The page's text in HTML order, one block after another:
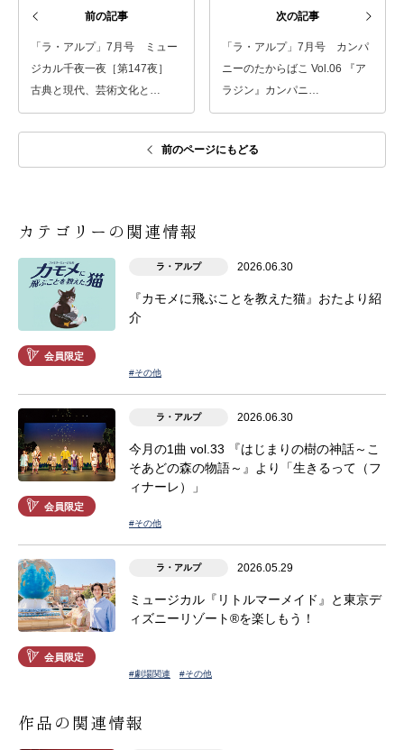
前の記事
「ラ・アルプ」7月号 ミュー
ジカル千夜一夜［第147夜］
古典と現代、芸術文化と…
次の記事
「ラ・アルプ」7月号 カンパ
ニーのたからばこ Vol.06 『ア
ラジン』カンパニ…
前のページにもどる
カテゴリーの関連情報
会員限定
ラ・アルプ 2026.06.30
『カモメに飛ぶことを教えた猫』おたより紹
介
#その他
会員限定
ラ・アルプ 2026.06.30
今月の1曲 vol.33 『はじまりの樹の神話～こ
そあどの森の物語～』より「生きるって（フ
ィナーレ）」
#その他
会員限定
ラ・アルプ 2026.05.29
ミュージカル『リトルマーメイド』と東京デ
ィズニーリゾート®を楽しもう！
#劇場関連 #その他
作品の関連情報